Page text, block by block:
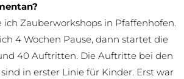
Zauberworkshops in Pfaffenhofen.
4 Wochen Pause, dann startet die
40 Auftritten. Die Auftritte bei den
in erster Linie für Kinder. Erst war